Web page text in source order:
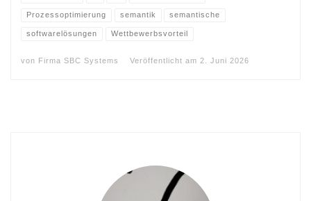
Prozessoptimierung semantik semantische
softwarelösungen Wettbewerbsvorteil
von Firma SBC Systems Veröffentlicht am 2. Juni 2026